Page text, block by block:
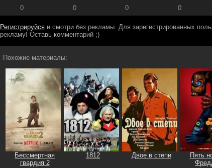
0 0 0 0
Регистрируйся и смотри без рекламы. Для зарегистрированных
рекламу! Оставь комментарий ;)
Похожие материалы:
Бессмертная
гвардия 2
1812 Двое в степи
Пять